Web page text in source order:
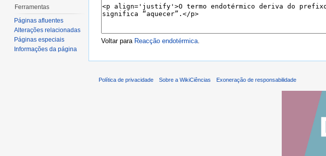
Voltar para Reacção endotérmica.
Ferramentas
Páginas afluentes
Alterações relacionadas
Páginas especiais
Informações da página
Política de privacidade Sobre a WikiCiências Exoneração de responsabilidade